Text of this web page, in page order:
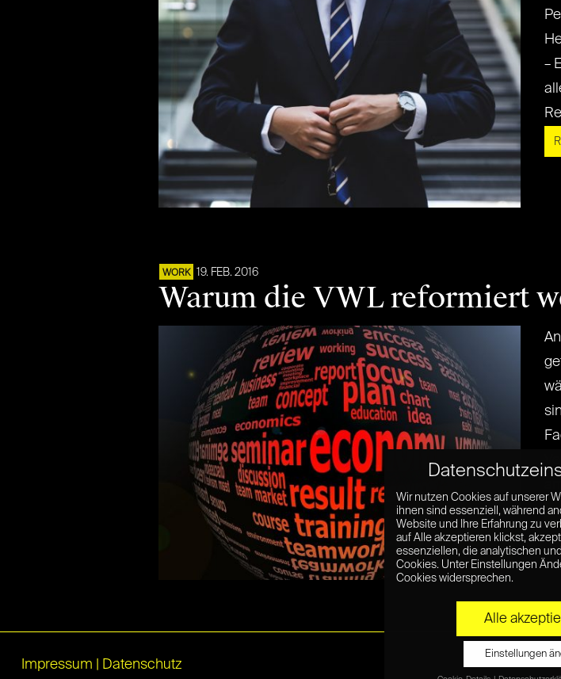
–
WORK 19. FEB. 2016
Warum die VWL reformiert
Impressum Datenschutz
Wir nutzen Cookies auf unserer
ihnen sind essenziell, während
Website und Ihre Erfahrung zu
auf Alle akzeptieren klickst,
essenziellen, die analytischen
Cookies. Unter Einstellungen
Cookies widersprechen.
Alle
Einstellungen